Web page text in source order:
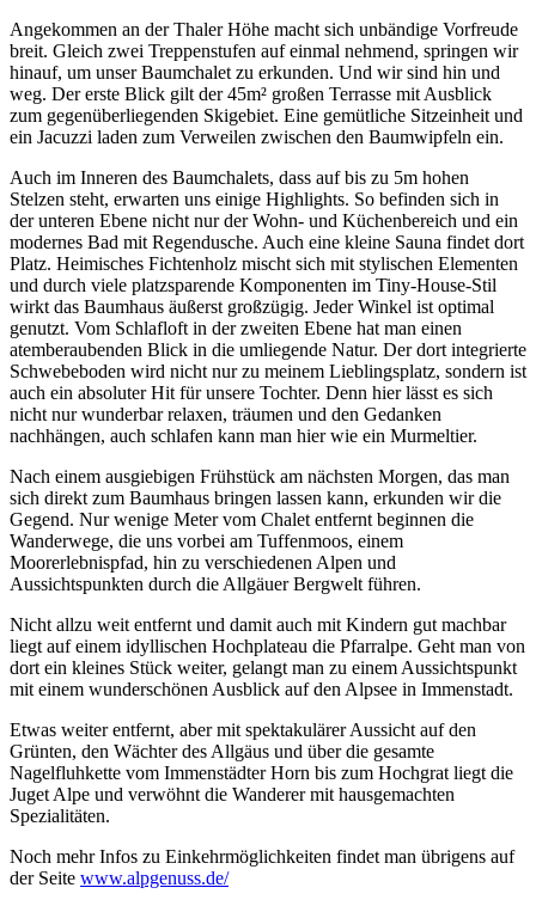
Angekommen an der Thaler Höhe macht sich unbändige Vorfreude
breit. Gleich zwei Treppenstufen auf einmal nehmend, springen wir
hinauf, um unser Baumchalet zu erkunden. Und wir sind hin und
weg. Der erste Blick gilt der 45m² großen Terrasse mit Ausblick
zum gegenüberliegenden Skigebiet. Eine gemütliche Sitzeinheit und
ein Jacuzzi laden zum Verweilen zwischen den Baumwipfeln ein.
Auch im Inneren des Baumchalets, dass auf bis zu 5m hohen
Stelzen steht, erwarten uns einige Highlights. So befinden sich in
der unteren Ebene nicht nur der Wohn- und Küchenbereich und ein
modernes Bad mit Regendusche. Auch eine kleine Sauna findet dort
Platz. Heimisches Fichtenholz mischt sich mit stylischen Elementen
und durch viele platzsparende Komponenten im Tiny-House-Stil
wirkt das Baumhaus äußerst großzügig. Jeder Winkel ist optimal
genutzt. Vom Schlafloft in der zweiten Ebene hat man einen
atemberaubenden Blick in die umliegende Natur. Der dort integrierte
Schwebeboden wird nicht nur zu meinem Lieblingsplatz, sondern ist
auch ein absoluter Hit für unsere Tochter. Denn hier lässt es sich
nicht nur wunderbar relaxen, träumen und den Gedanken
nachhängen, auch schlafen kann man hier wie ein Murmeltier.
Nach einem ausgiebigen Frühstück am nächsten Morgen, das man
sich direkt zum Baumhaus bringen lassen kann, erkunden wir die
Gegend. Nur wenige Meter vom Chalet entfernt beginnen die
Wanderwege, die uns vorbei am Tuffenmoos, einem
Moorerlebnispfad, hin zu verschiedenen Alpen und
Aussichtspunkten durch die Allgäuer Bergwelt führen.
Nicht allzu weit entfernt und damit auch mit Kindern gut machbar
liegt auf einem idyllischen Hochplateau die Pfarralpe. Geht man von
dort ein kleines Stück weiter, gelangt man zu einem Aussichtspunkt
mit einem wunderschönen Ausblick auf den Alpsee in Immenstadt.
Etwas weiter entfernt, aber mit spektakulärer Aussicht auf den
Grünten, den Wächter des Allgäus und über die gesamte
Nagelfluhkette vom Immenstädter Horn bis zum Hochgrat liegt die
Juget Alpe und verwöhnt die Wanderer mit hausgemachten
Spezialitäten.
Noch mehr Infos zu Einkehrmöglichkeiten findet man übrigens auf
der Seite www.alpgenuss.de/